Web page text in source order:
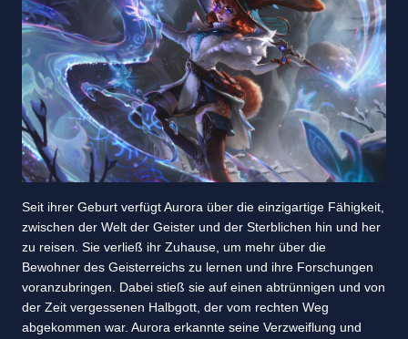
Seit ihrer Geburt verfügt Aurora über die einzigartige Fähigkeit,
zwischen der Welt der Geister und der Sterblichen hin und her
zu reisen. Sie verließ ihr Zuhause, um mehr über die
Bewohner des Geisterreichs zu lernen und ihre Forschungen
voranzubringen. Dabei stieß sie auf einen abtrünnigen und von
der Zeit vergessenen Halbgott, der vom rechten Weg
abgekommen war. Aurora erkannte seine Verzweiflung und